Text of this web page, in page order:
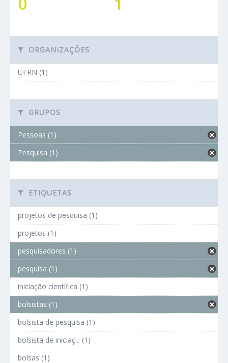
ORGANIZAÇÕES
UFRN (1)
GRUPOS
Pessoas (1)
Pesquisa (1)
ETIQUETAS
projetos de pesquisa (1)
projetos (1)
pesquisadores (1)
pesquisa (1)
iniciação científica (1)
bolsistas (1)
bolsista de pesquisa (1)
bolsista de iniciaç... (1)
bolsas (1)